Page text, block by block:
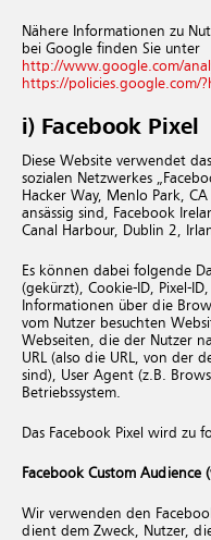
Nähere Informationen zu
bei Google finden Sie unter
http://www.google.com/
https://policies.google.com/
i) Facebook Pixel
Diese Website verwendet
sozialen Netzwerkes
Hacker Way, Menlo Park,
ansässig sind, Facebook
Canal Harbour, Dublin 2,
Es können dabei folgende
(gekürzt), Cookie-ID, Pixel-
Informationen über die
vom Nutzer besuchten
Webseiten, die der Nutzer
URL (also die URL, von der
sind), User Agent (z.B.
Betriebssystem.
Das Facebook Pixel wird zu
Facebook Custom Audience
Wir verwenden den
dient dem Zweck, Nutzer,